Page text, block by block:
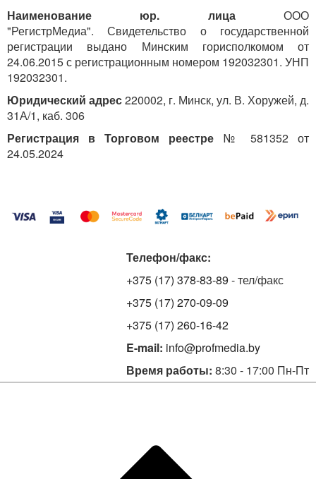
Наименование юр. лицаООО
"РегистрМедиа". Свидетельство о государственной
регистрации выдано Минским горисполкомом от
24.06.2015 с регистрационным номером 192032301. УНП
192032301.
Юридический адрес220002, г. Минск, ул. В. Хоружей, д.
31А/1, каб. 306
Регистрация в Торговом реестре № 581352 от
24.05.2024
Телефон/факс:
+375 (17) 378-83-89 - тел/факс
+375 (17) 270-09-09
+375 (17) 260-16-42
E-mail: info@profmedia.by
Время работы: 8:30 - 17:00 Пн-Пт